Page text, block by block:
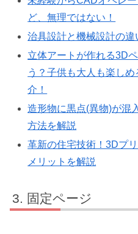
ど、無理ではない！
治具設計と機械設計の違
立体アートが作れる3D
う？子供も大人も楽し
介！
造形物に黒点(異物)が混
方法を解説
革新の住宅技術！3Dプ
メリットを解説
固定ページ